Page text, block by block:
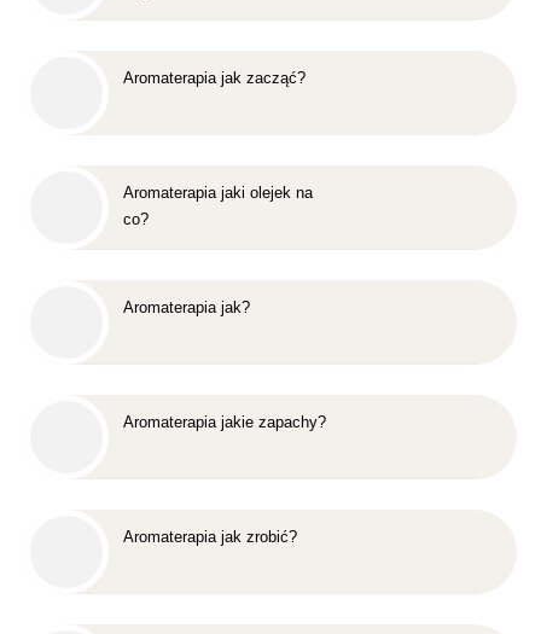
Aromaterapia jak zacząć?
Aromaterapia jaki olejek na
co?
Aromaterapia jak?
Aromaterapia jakie zapachy?
Aromaterapia jak zrobić?